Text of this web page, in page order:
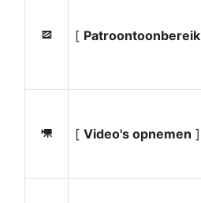
9 [ Patroontoonbereik
1 [ Video's opnemen ]